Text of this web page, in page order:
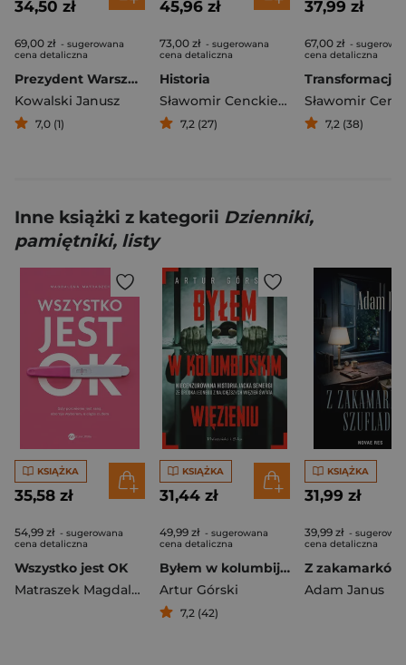
34,50 zł
69,00 zł - sugerowana
cena detaliczna
Prezydent Warszawy Lech Kaczyński
Kowalski Janusz
7,0 (1)
45,96 zł
73,00 zł - sugerowana
cena detaliczna
Historia
Sławomir Cenckiewicz
7,2 (27)
37,99 zł
67,00 zł -
cena detaliczna
Transformacja
7,2 (38)
Inne książki z kategorii Dzienniki,
pamiętniki, listy
KSIĄŻKA
35,58 zł
54,99 zł - sugerowana
cena detaliczna
Wszystko jest OK
Matraszek Magdalena
KSIĄŻKA
31,44 zł
49,99 zł - sugerowana
cena detaliczna
Byłem w kolumbijskim więzieniu
Artur Górski
7,2 (42)
KSIĄŻKA
31,99 zł
39,99 zł -
cena detaliczna
Adam Janus